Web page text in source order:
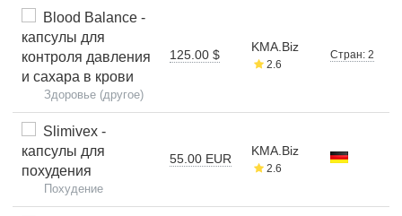
Blood Balance -
капсулы для
контроля давления
и сахара в крови
Здоровье (другое)
125.00 $
KMA.Biz
2.6
Стран: 2
Slimivex -
капсулы для
похудения
Похудение
55.00 EUR
KMA.Biz
2.6